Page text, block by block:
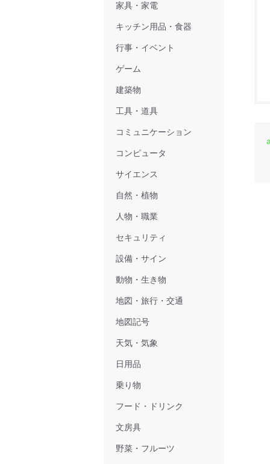
家具・家電
キッチン用品・食器
行事・イベント
ゲーム
建築物
工具・道具
コミュニケーション
コンピュータ
サイエンス
自然・植物
人物・職業
セキュリティ
設備・サイン
動物・生き物
地図・旅行・交通
地図記号
天気・気象
日用品
乗り物
フード・ドリンク
文房具
野菜・フルーツ